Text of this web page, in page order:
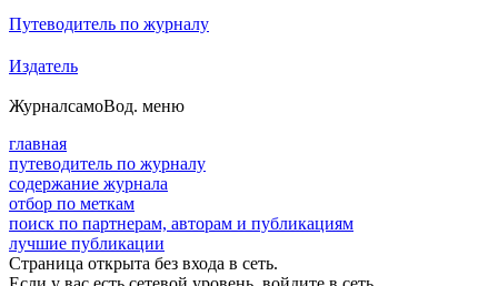
Путеводитель по журналу
Издатель
ЖурналсамоВод. меню
главная
путеводитель по журналу
содержание журнала
отбор по меткам
поиск по партнерам, авторам и публикациям
лучшие публикации
Страница открыта без входа в сеть.